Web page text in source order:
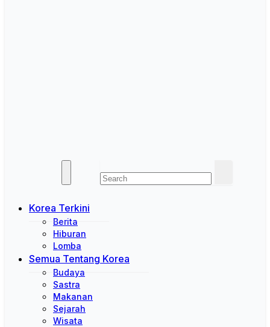
Korea Terkini
Berita
Hiburan
Lomba
Semua Tentang Korea
Budaya
Sastra
Makanan
Sejarah
Wisata